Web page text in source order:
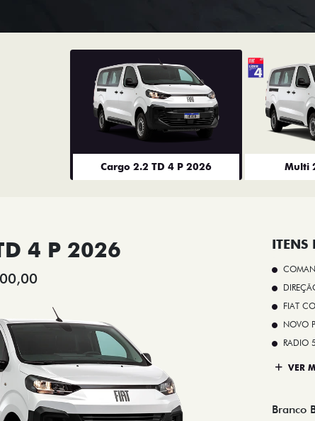
Cargo 2.2 TD 4 P 2026 Multi
4 P 2026 ITENS
FIAT
NOVO
RADIO
VER
Branco